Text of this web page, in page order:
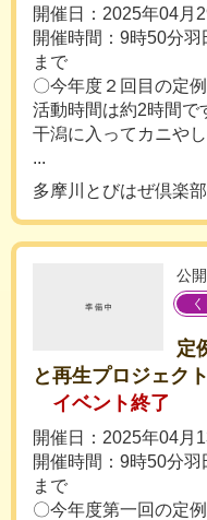
開催日：2025年04月
開催時間：9時50分
まで
〇今年度２回目の定
活動時間は約2時間で
干潟に入ってカニや
...
多摩川とびはぜ倶楽部
公
定
と再生プロジェク
イベント終了
開催日：2025年04月
開催時間：9時50分
まで
〇今年度第一回の定